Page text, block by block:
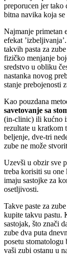
preporucen jer tako
bitna navika koja se
Najmanje primetan
efekat
takvih pasta za
fizičko menjanje
sredstvo u obliku
nastanka novog
stanje prebojenosti
Kao pouzdana
savetovanje sa
(in-clinic) ili kućno
rezultate u kratkom
beljenje, dve-tri
zube ne može
Uzevši u obzir sve
treba korisiti su
imaju sastojke za
osetljivosti.
Takve paste za
kupite takvu pastu.
sastojak, što znači
zube dva puta
posetu stomatologu
vaši zubi ostanu u